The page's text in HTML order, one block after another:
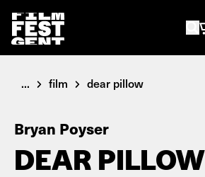
... film dear pillow
Bryan Poyser
DEAR PILLOW